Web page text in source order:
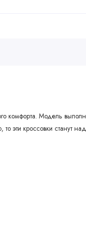
комфорта. Модель
эти кроссовки станут